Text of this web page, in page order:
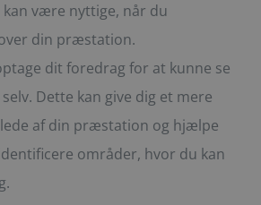
kan være nyttige, når du
din præstation.
dit foredrag for at kunne se
Dette kan give dig et mere
af din præstation og hjælpe
områder, hvor du kan